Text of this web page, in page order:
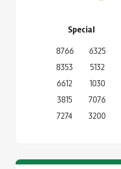
Special
8766
8353
6612
3815
7274
6325
5132
1030
7076
3200